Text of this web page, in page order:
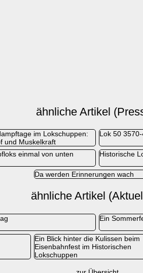
ähnliche Artikel
im Lokschuppen:
und Muskelkraft
Lok 50
einmal von unten
Historische
Da werden Erinnerungen wach
ähnliche Artikel
Ein
Ein Blick hinter die Kulissen beim
Eisenbahnfest im Historischen
Lokschuppen